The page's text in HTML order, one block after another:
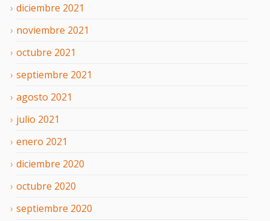
diciembre 2021
noviembre 2021
octubre 2021
septiembre 2021
agosto 2021
julio 2021
enero 2021
diciembre 2020
octubre 2020
septiembre 2020